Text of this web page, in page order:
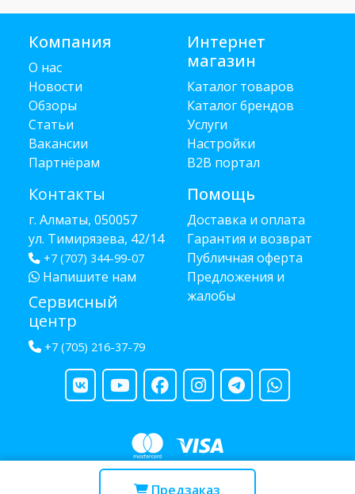
Предзаказ
Компания
О нас
Новости
Обзоры
Статьи
Вакансии
Партнёрам
Контакты
г. Алматы, 050057
ул. Тимирязева, 42/14
+7 (707) 344-99-07
Напишите нам
Сервисный
центр
+7 (705) 216-37-79
Интернет
магазин
Каталог товаров
Каталог брендов
Услуги
Настройки
B2B портал
Помощь
Доставка и оплата
Гарантия и возврат
Публичная оферта
Предложения и
жалобы
Copyright © 2013 - 2026 RUBA - разработано